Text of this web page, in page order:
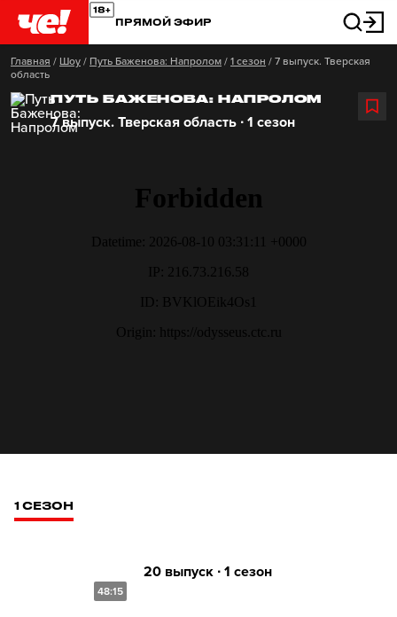
ПРЯМОЙ ЭФИР
Главная / Шоу / Путь Баженова: Напролом / 1 сезон / 7 выпуск. Тверская
область
ПУТЬ БАЖЕНОВА: НАПРОЛОМ
7 выпуск. Тверская область ∙ 1 сезон
1 СЕЗОН
48:15
20 выпуск ∙ 1 сезон